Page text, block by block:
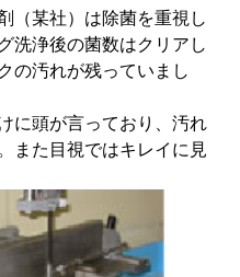
（某社）は除菌を重視し
洗浄後の菌数はクリアし
の汚れが残っていまし
に頭が言っており、汚れ
また目視ではキレイに見